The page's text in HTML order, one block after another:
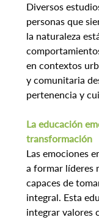
Diversos
personas que
la naturaleza
en contextos
y comunitaria
pertenencia y
La educación
transformación
Las emociones
a formar líderes
capaces de
integral. Esta
integrar valores